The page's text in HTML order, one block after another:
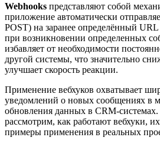
Webhooks представляют собой
приложение автоматически
POST) на заранее определённый
при возникновении определенных
избавляет от необходимости
другой системы, что значительно
улучшает скорость реакции.
Применение вебхуков охватывает
уведомлений о новых сообщениях в
обновления данных в CRM-
рассмотрим, как работают вебхуки,
примеры применения в реальных